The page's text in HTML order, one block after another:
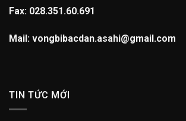
Fax: 028.351.60.691
Mail: vongbibacdan.asahi@gmail.com
TIN TỨC MỚI